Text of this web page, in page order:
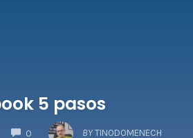
5 pasos
0
COMMENTS
BY TINODOMENECH